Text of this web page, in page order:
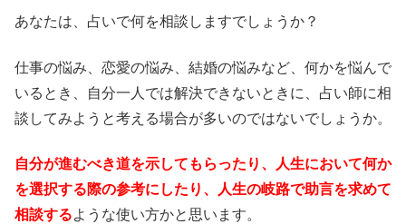
あなたは、占いで何を相談しますでしょうか？
仕事の悩み、恋愛の悩み、結婚の悩みなど、何かを悩んで
いるとき、自分一人では解決できないときに、占い師に相
談してみようと考える場合が多いのではないでしょうか。
自分が進むべき道を示してもらったり、人生において何か
を選択する際の参考にしたり、人生の岐路で助言を求めて
相談するような使い方かと思います。